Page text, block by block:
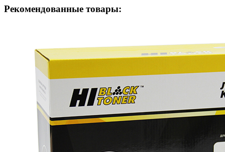
Рекомендованные товары: